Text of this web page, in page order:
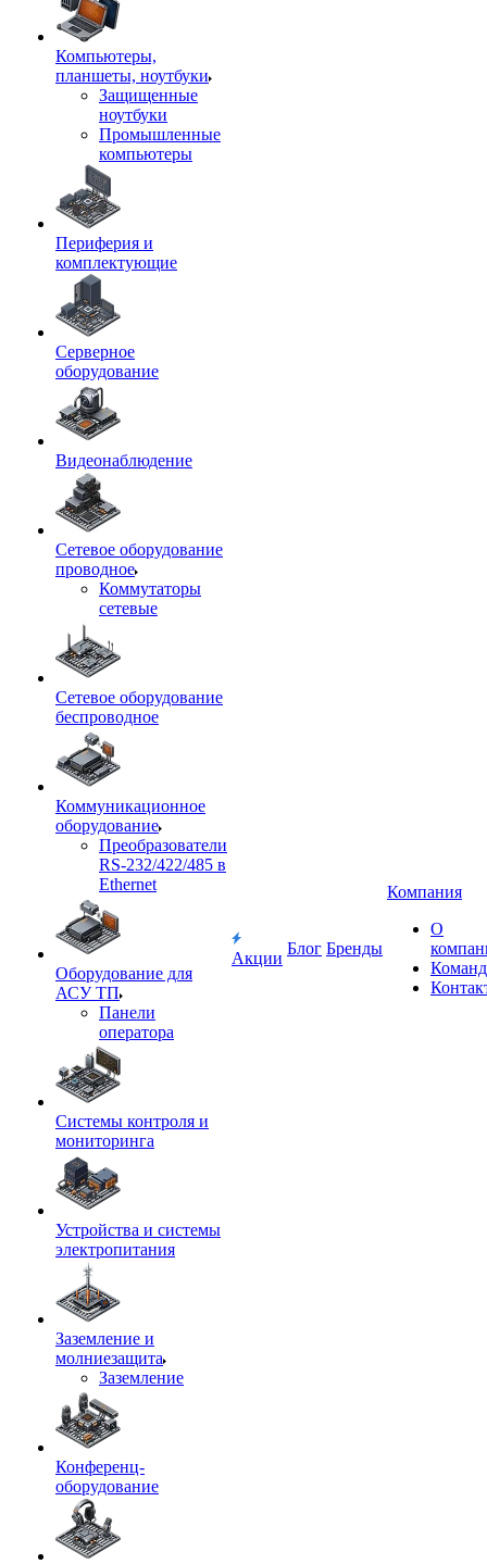
Компьютеры,
планшеты, ноутбуки
Защищенные
ноутбуки
Промышленные
компьютеры
Периферия и
комплектующие
Серверное
оборудование
Видеонаблюдение
Сетевое оборудование
проводное
Коммутаторы
сетевые
Сетевое оборудование
беспроводное
Коммуникационное
оборудование
Преобразователи
RS-232/422/485 в
Ethernet
Оборудование для
АСУ ТП
Панели
оператора
Системы контроля и
мониторинга
Устройства и системы
электропитания
Заземление и
молниезащита
Заземление
Конференц-
оборудование
Акции
Блог Бренды
Компания
О